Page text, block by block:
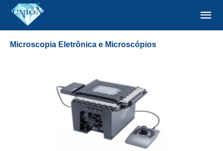
Microscopia Eletrônica e Microscópios